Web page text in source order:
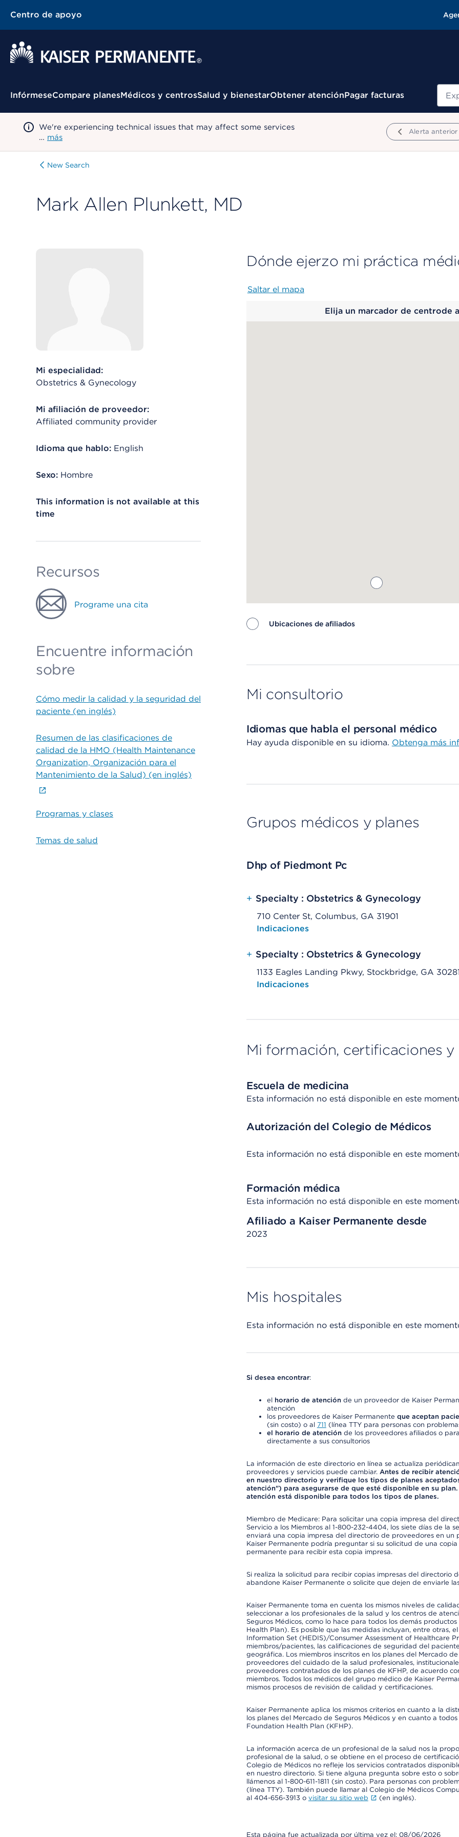
Centro de apoyo
Menú contextual
InfórmeseCompare planesMédicos y centrosSalud y bienestarObtener atenciónPagar facturas
We're experiencing technical issues that may affect some services
… más
Alerta anterior
New Search
Mark Allen Plunkett, MD
Mi especialidad:
Obstetrics & Gynecology
Mi afiliación de proveedor:
Affiliated community provider
Idioma que hablo: English
Sexo: Hombre
This information is not available at this
time
Recursos
Programe una cita
Encuentre información
sobre
Cómo medir la calidad y la seguridad del
paciente (en inglés)
Resumen de las clasificaciones de
calidad de la HMO (Health Maintenance
Organization, Organización para el
Mantenimiento de la Salud) (en inglés)
Programas y clases
Temas de salud
Dónde ejerzo mi práctica
Saltar el mapa
Elija un marcador de centrode
Ubicaciones de afiliados
Mi consultorio
Idiomas que habla el personal médico
Hay ayuda disponible en su idioma. Obtenga más
Grupos médicos y planes
Dhp of Piedmont Pc
+ Specialty : Obstetrics & Gynecology
710 Center St, Columbus, GA 31901
Opens native map application on mobile devices
Indicaciones
+ Specialty : Obstetrics & Gynecology
1133 Eagles Landing Pkwy, Stockbridge, GA
Opens native map application on mobile devices
Indicaciones
Mi formación, certificaciones y
Escuela de medicina
Esta información no está disponible en este
Autorización del Colegio de Médicos
Esta información no está disponible en este
Formación médica
Esta información no está disponible en este
Afiliado a Kaiser Permanente desde
2023
Mis hospitales
Esta información no está disponible en este
Si desea encontrar:
el horario de atenciónde un proveedor de Kaiser
atención
los proveedores de Kaiser Permanente que aceptan
(sin costo) o al 711 (línea TTY para personas con
el horario de atenciónde los proveedores afiliados o
directamente a sus consultorios
La información de este directorio en línea se actualiza
proveedores y servicios puede cambiar. Antes de recibir
en nuestro directorio y verifique los tipos de planes
atención") para asegurarse de que esté disponible en su
atención está disponible para todos los tipos de planes.
Miembro de Medicare: Para solicitar una copia impresa del
Servicio a los Miembros al 1-800-232-4404, los siete días de la
enviará una copia impresa del directorio de proveedores en un
Kaiser Permanente podría preguntar si su solicitud de una
permanente para recibir esta copia impresa.
Si realiza la solicitud para recibir copias impresas del directorio
abandone Kaiser Permanente o solicite que dejen de enviarle
Kaiser Permanente toma en cuenta los mismos niveles de
seleccionar a los profesionales de la salud y los centros de
Seguros Médicos, como lo hace para todos los demás
Health Plan). Es posible que las medidas incluyan, entre otras,
Information Set (HEDIS)/Consumer Assessment of Healthcare
miembros/pacientes, las calificaciones de seguridad del
geográfica. Los miembros inscritos en los planes del Mercado
proveedores del cuidado de la salud profesionales,
proveedores contratados de los planes de KFHP, de acuerdo
miembros. Todos los médicos del grupo médico de Kaiser
mismos procesos de revisión de calidad y certificaciones.
Kaiser Permanente aplica los mismos criterios en cuanto a la
los planes del Mercado de Seguros Médicos y en cuanto a
Foundation Health Plan (KFHP).
La información acerca de un profesional de la salud nos la
profesional de la salud, o se obtiene en el proceso de
Colegio de Médicos no refleje los servicios contratados
en nuestro directorio. Si tiene alguna pregunta sobre esto o
llámenos al 1-800-611-1811 (sin costo). Para personas con
(línea TTY). También puede llamar al Colegio de Médicos
al 404-656-3913 o visitar su sitio web (en inglés).
Esta página fue actualizada por última vez el: 08/06/2026